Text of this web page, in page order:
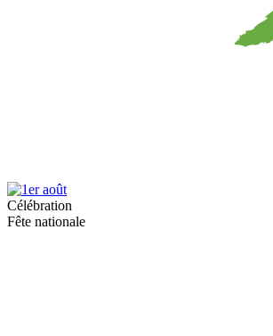
Célébration
Fête nationale